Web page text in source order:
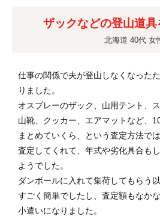
ザックなどの登山道
北海道 40代 女
仕事の関係で夫が登山しなくなった
りました。
オスプレーのザック、山用テント、
山靴、クッカー、エアマットなど、
まとめていくら、という査定方法で
査定してくれて、年式や劣化具合も
ようでした。
ダンボールに入れて集荷してもらう
すごく簡単でしたし、査定額もなか
小遣いになりました。